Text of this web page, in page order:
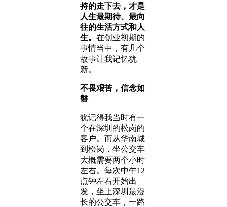
持的走下去，才是
人生最期待、最向
往的生活方式和人
生。 在创业初期的
事情当中，有几个
故事让我记忆犹
新。
不畏艰苦，信念如
磐
犹记得我当时有一
个在深圳的松岗的
客户。而从华南城
到松岗，坐公交车
大概需要两个小时
左右。每次中午12
点钟左右开始出
发，坐上深圳最漫
长的公交车，一路